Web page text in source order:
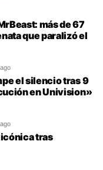
más de 67
que paralizó el
el silencio tras 9
en Univision»
tras